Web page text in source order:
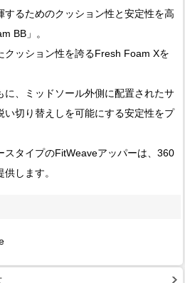
するためのクッション性と安定性を高
BB」。
クッション性を誇るFresh Foam Xを
に、ミッドソール外側に配置されたサ
い切り替えしを可能にする安定性をプ
スタイプのFitWeaveアッパーは、360
します。